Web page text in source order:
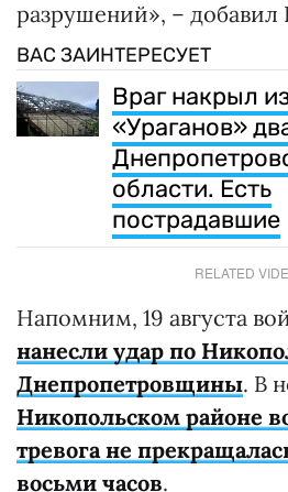
разрушений», – добавил
ВАС ЗАИНТЕРЕСУЕТ
Враг накрыл
«Ураганов»
области. Есть
пострадавшие
RELATED
Напомним, 19 августа
нанесли удар по
Днепропетровщины. В
Никопольском районе
тревога не
восьми часов.